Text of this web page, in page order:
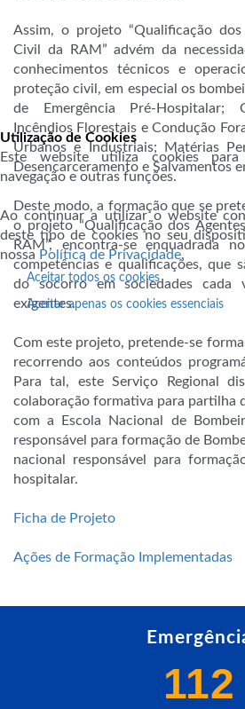
Assim, o projeto “Qualificação
Civil da RAM” advém da
conhecimentos técnicos e
proteção civil, em especial os
de Emergência Pré-Hospitalar;
Incêndios Florestais e Condução
Urbanos e Industriais; Matérias
Desencarceramento e Salvamentos
Deste modo, a formação que se
o projeto “Qualificação dos
RAM”, encontra-se enquadrada
competências e qualificações, que
do socorro em sociedades cada
exigentes.
Com este projeto, pretende-se
recorrendo aos conteúdos
Para tal, este Serviço Regional
colaboração formativa para partilha
com a Escola Nacional de
responsável para formação de
nacional responsável para
hospitalar.
Ficha de Projeto
Ações de Formação Implementadas
112
Utilização de Cookies
Este website utiliza cookies
navegação e outras funções.
Ao continuar a utilizar o website
deste tipo de cookies no seu
nossa Política de Privacidade.
Aceitar todos os cookies
Aceitar apenas os cookies essenciais